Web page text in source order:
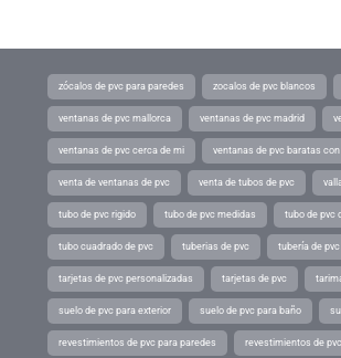
zócalos de pvc para paredes zocalos de pvc blancos
ventanas de pvc mallorca ventanas de pvc madrid
ventanas de pvc cerca de mi ventanas de pvc baratas
venta de ventanas de pvc venta de tubos de pvc
tubo de pvc rigido tubo de pvc medidas tubo de pvc
tubo cuadrado de pvc tuberias de pvc tubería de
tarjetas de pvc personalizadas tarjetas de pvc
suelo de pvc para exterior suelo de pvc para baño
revestimientos de pvc para paredes revestimientos de pvc